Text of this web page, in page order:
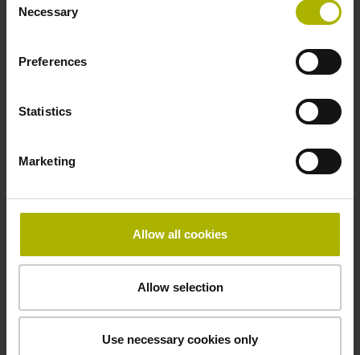
Selection
Necessary
Preferences
Statistics
Marketing
Allow all cookies
Allow selection
Use necessary cookies only
Die DR. JOHANNES HEIDENHAIN GmbH erhebt,
verarbeitet und nutzt die angegebenen
Ihres Anliegens. Ihre Daten werden gegebenenfalls an die
zuständigen Vertriebspartner der DR. JOHANNES
HEIDENHAIN GmbH (z.B. Niederlassungen und Händler)
Anliegens nach eigenem Ermessen direkt auf Sie